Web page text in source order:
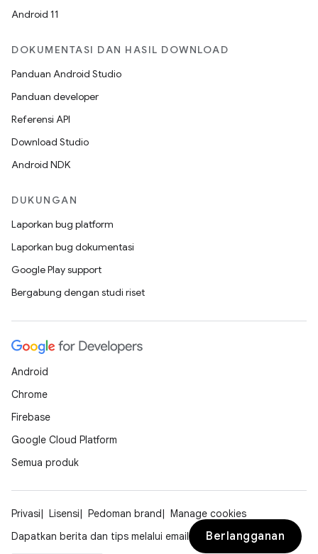
Android 11
DOKUMENTASI DAN HASIL DOWNLOAD
Panduan Android Studio
Panduan developer
Referensi API
Download Studio
Android NDK
DUKUNGAN
Laporkan bug platform
Laporkan bug dokumentasi
Google Play support
Bergabung dengan studi riset
Android
Chrome
Firebase
Google Cloud Platform
Semua produk
Privasi Lisensi Pedoman brand
Manage cookies
Dapatkan berita dan tips melalui email
Berlangganan